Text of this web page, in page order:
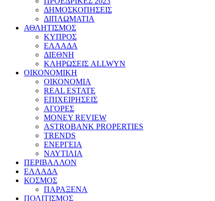
ΔΗΜΟΣΚΟΠΗΣΕΙΣ
ΔΙΠΛΩΜΑΤΙΑ
ΑΘΛΗΤΙΣΜΟΣ
ΚΥΠΡΟΣ
ΕΛΛΑΔΑ
ΔΙΕΘΝΗ
ΚΛΗΡΩΣΕΙΣ ALLWYN
ΟΙΚΟΝΟΜΙΚΗ
ΟΙΚΟΝΟΜΙΑ
REAL ESTATE
ΕΠΙΧΕΙΡΗΣΕΙΣ
ΑΓΟΡΕΣ
MONEY REVIEW
ASTROBANK PROPERTIES
TRENDS
ΕΝΕΡΓΕΙΑ
ΝΑΥΤΙΛΙΑ
ΠΕΡΙΒΑΛΛΟΝ
ΕΛΛΑΔΑ
ΚΟΣΜΟΣ
ΠΑΡΑΞΕΝΑ
ΠΟΛΙΤΙΣΜΟΣ